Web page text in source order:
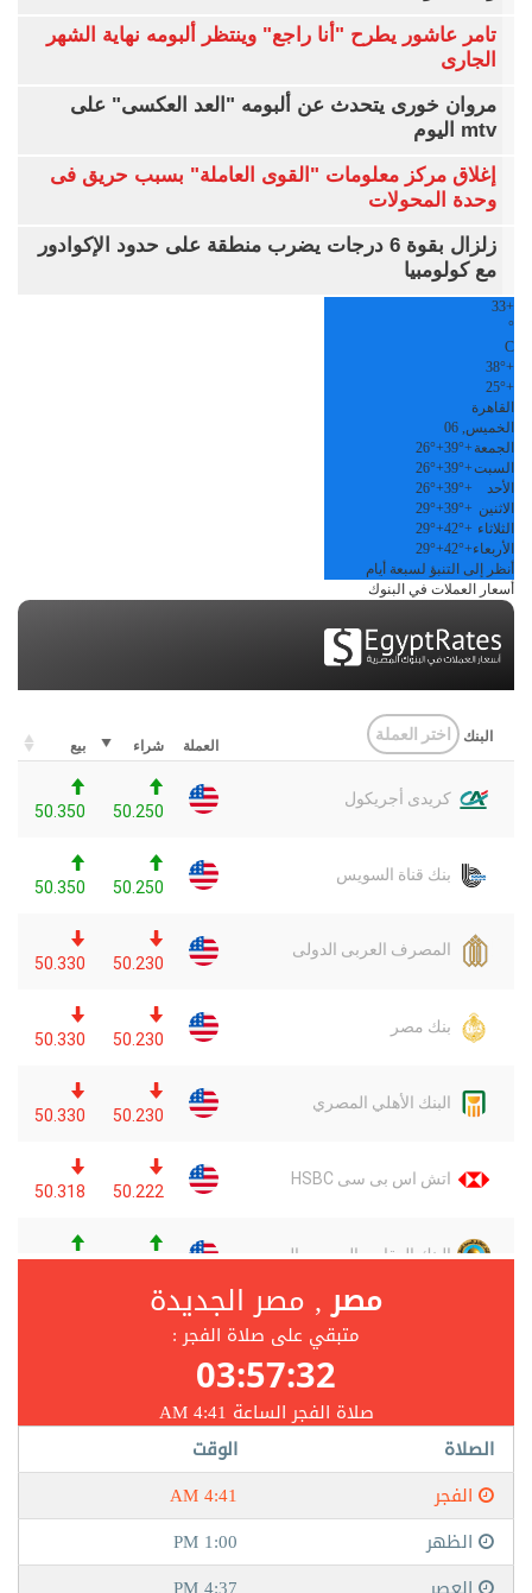
تامر عاشور يطرح "أنا راجع" وينتظر ألبومه نهاية الشهر
الجارى
مروان خورى يتحدث عن ألبومه "العد العكسى" على
mtv اليوم
إغلاق مركز معلومات "القوى العاملة" بسبب حريق فى
وحدة المحولات
زلزال بقوة 6 درجات يضرب منطقة على حدود الإكوادور
مع كولومبيا
+
33
°
C
+
38°
+
25°
القاهرة
الخميس, 06
الجمعة +
39°
+
26°
السبت+
39°
+
26°
الأحد
+
39°
+
26°
الاثنين +
39°
+
29°
الثلاثاء +
42°
+
29°
الأربعاء+
42°
+
29°
أنظر إلى التنبؤ لسبعة أيام
أسعار العملات في البنوك